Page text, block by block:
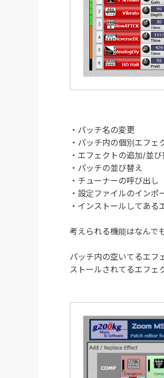
・パッチ名の変更
・パッチ内の個別エフェ
・エフェクトの追加/並び
・パッチの並び替え
・チューナーの呼び出し
・設定ファイルのインポ
・インストールしてある
考えられる機能はなんで
パッチ内の空いてるエフ
ストールされてるエフ